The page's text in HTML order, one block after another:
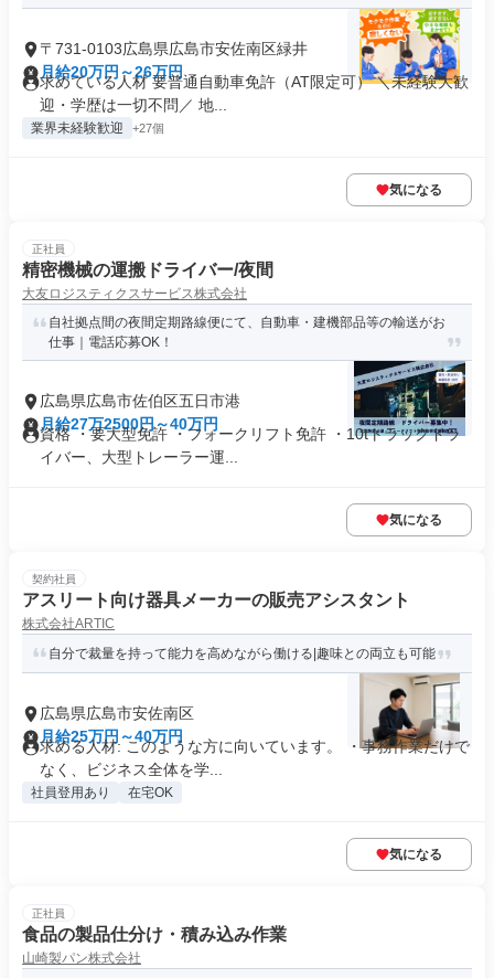
〒731-0103広島県広島市安佐南区緑井
月給20万円～26万円
求めている人材 要普通自動車免許（AT限定可） ＼未経験大歓
迎・学歴は一切不問／ 地...
業界未経験歓迎 +27個
気になる
正社員
精密機械の運搬ドライバー/夜間
大友ロジスティクスサービス株式会社
自社拠点間の夜間定期路線便にて、自動車・建機部品等の輸送がお
仕事｜電話応募OK！
広島県広島市佐伯区五日市港
月給27万2500円～40万円
資格 ・要大型免許 ・フォークリフト免許 ・10tトラックドラ
イバー、大型トレーラー運...
気になる
契約社員
アスリート向け器具メーカーの販売アシスタント
株式会社ARTIC
自分で裁量を持って能力を高めながら働ける|趣味との両立も可能
広島県広島市安佐南区
月給25万円～40万円
求める人材: このような方に向いています。 ・事務作業だけで
なく、ビジネス全体を学...
社員登用あり 在宅OK
気になる
正社員
食品の製品仕分け・積み込み作業
山崎製パン株式会社